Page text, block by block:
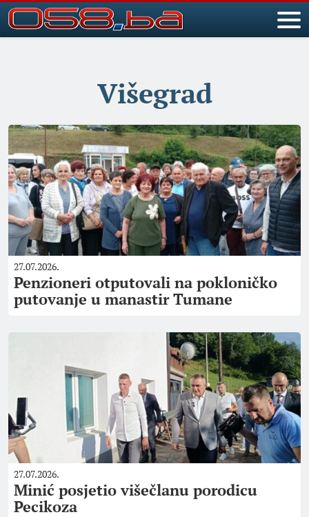
Višegrad
27.07.2026.
Penzioneri otputovali na pokloničko
putovanje u manastir Tumane
27.07.2026.
Minić posjetio višečlanu porodicu
Pecikoza